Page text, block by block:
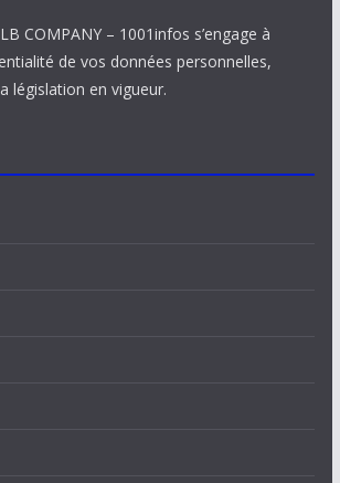
COMPANY – 1001infos s’engage à
de vos données personnelles,
législation en vigueur.